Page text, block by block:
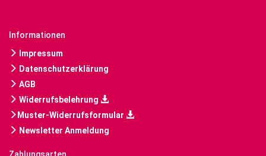
Informationen
Impressum
Datenschutzerklärung
AGB
Widerrufsbelehrung
Muster-Widerrufsformular
Newsletter Anmeldung